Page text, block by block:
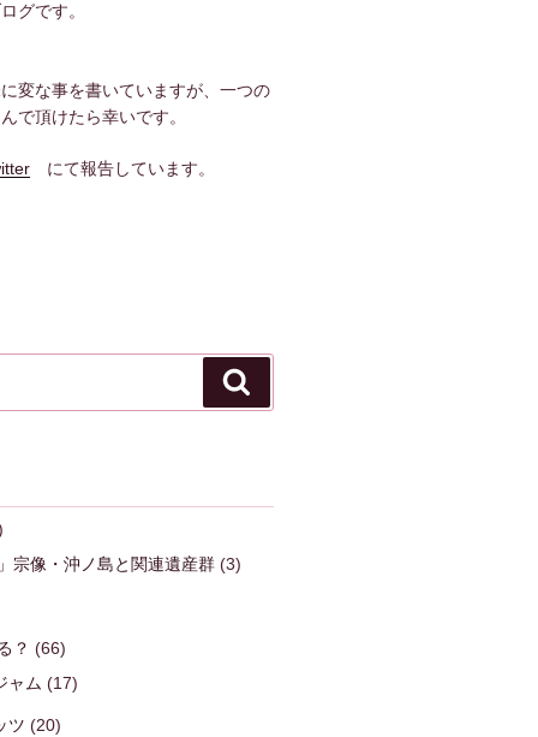
グです。
変な事を書いていますが、一つの
で頂けたら幸いです。
にて報告しています。
索
宗像・沖ノ島と関連遺産群(3)
？ (66)
ャム (17)
ツ (20)